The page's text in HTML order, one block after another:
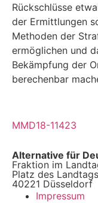
Rückschlüsse
der Ermittlungen
Methoden der
ermöglichen und
Bekämpfung der
berechenbar
MMD18-11423
Alternative für
Fraktion im
Platz des
40221 Düsseldorf
Impressum